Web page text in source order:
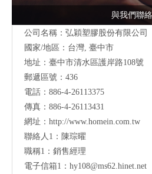
與我們聯絡
公司名稱：弘穎塑膠股份有限公司
國家/地區：台灣, 臺中市
地址：臺中市清水區護岸路108號
郵遞區號：436
電話：886-4-26113375
傳真：886-4-26113431
網址： http://www.homein.com.tw
聯絡人1：陳琮曜
職稱1：銷售經理
電子信箱1： hy108@ms62.hinet.net